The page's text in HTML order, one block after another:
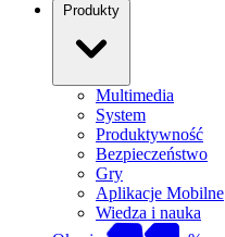
Produkty
Multimedia
System
Produktywność
Bezpieczeństwo
Gry
Aplikacje Mobilne
Wiedza i nauka